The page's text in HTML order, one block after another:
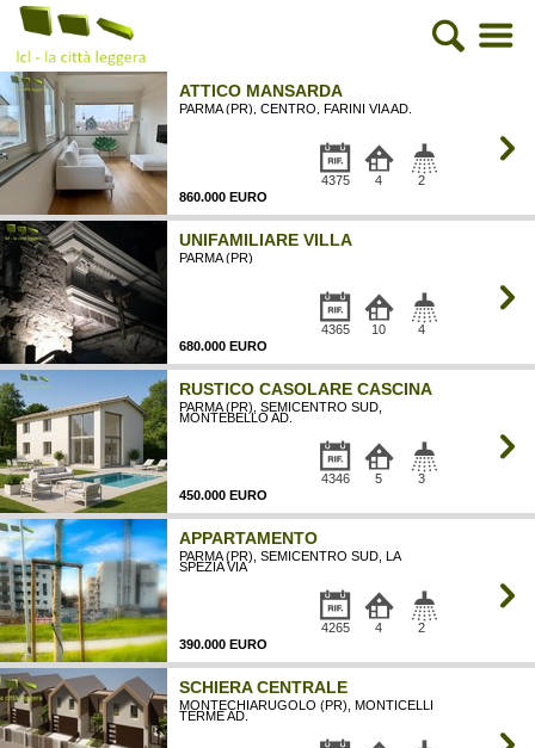
ATTICO MANSARDA
PARMA (PR), CENTRO, FARINI VIA AD.
860.000 EURO
4375 4 2
UNIFAMILIARE VILLA
PARMA (PR)
680.000 EURO
4365 10 4
RUSTICO CASOLARE CASCINA
PARMA (PR), SEMICENTRO SUD,
MONTEBELLO AD.
450.000 EURO
4346 5 3
APPARTAMENTO
PARMA (PR), SEMICENTRO SUD, LA
SPEZIA VIA
390.000 EURO
4265 4 2
SCHIERA CENTRALE
MONTECHIARUGOLO (PR), MONTICELLI
TERME AD.